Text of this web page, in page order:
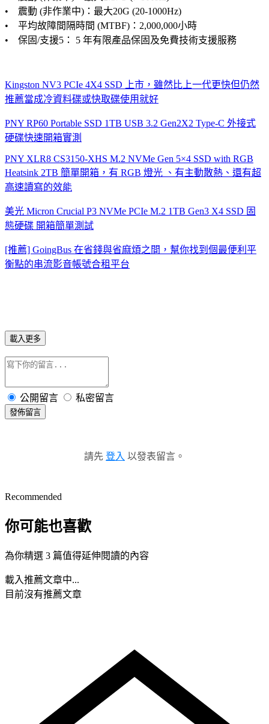
• 震動 (非作業中)：最大20G (20-1000Hz)
• 平均故障間隔時間 (MTBF)：2,000,000小時
• 保固/支援5： 5 年有限產品保固及免費技術支援服務
Kingston NV3 PCIe 4X4 SSD 上市，雖然比上一代更快但仍然
推薦當成冷資料碟或快取碟使用就好
PNY RP60 Portable SSD 1TB USB 3.2 Gen2X2 Type-C 外接式
硬碟快速開箱實測
PNY XLR8 CS3150-XHS M.2 NVMe Gen 5×4 SSD with RGB
Heatsink 2TB 簡單開箱，有 RGB 燈光 、有主動散熱、還有超
高速讀寫的效能
美光 Micron Crucial P3 NVMe PCIe M.2 1TB Gen3 X4 SSD 固
態硬碟 開箱簡單測試
[推薦] GoingBus 在省錢與省麻煩之間，幫你找到個最便利平
衡點的串流影音帳號合租平台
載入更多
公開留言 私密留言
發佈留言
請先 登入 以發表留言。
Recommended
你可能也喜歡
為你精選 3 篇值得延伸閱讀的內容
載入推薦文章中...
目前沒有推薦文章